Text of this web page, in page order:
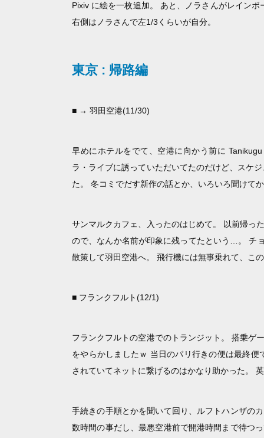
Pixiv に絵を一枚追加。 あと、ノラさんがレイン
右側はノラさんで左1/3くらいが自分。
東京 : 帰路編
■ → 羽田空港(11/30)
早めにホテルをでて、空港に向かう前に
ラ・ライブに誘っていただいてたのだけど、スケ
た。 冬コミでだす新作の話とか、いろいろ聞けて
サンマルクカフェ、入ったのはじめて。 以前帰っ
ので、なんか名前が印象に残ってたという…。 チ
散策して羽田空港へ。 飛行機には無事乗れて、こ
■ フランクフルト(12/1)
フランクフルトの空港でのトランジット。 搭乗ゲ
をやらかしましたｗ 当日のパリ行きの便は最終
されていてネットに繋げるのはかなり助かった。
手続きの手順とかを聞いて回り、ルフトハンザの
数時間の事だし、最悪空港前で開港時間まで待つ